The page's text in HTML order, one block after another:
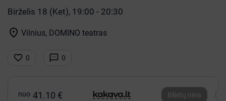
Birželis 18 (Ket), 19:00 - 20:30
 Vilnius, DOMINO teatras
 0  0
nuo 41.10 € Bilietų nėra